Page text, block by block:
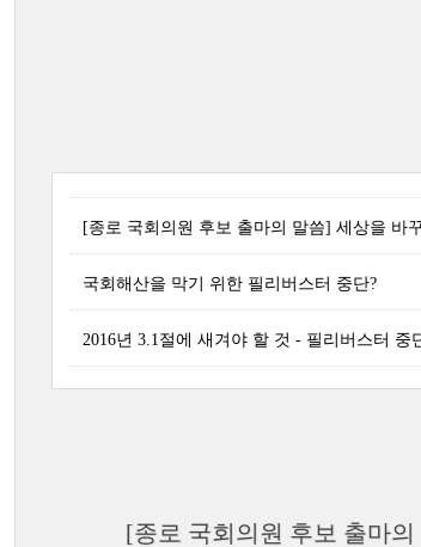
[종로 국회의원 후보 출마의 말씀] 세상을 바
국회해산을 막기 위한 필리버스터 중단?
2016년 3.1절에 새겨야 할 것 - 필리버스터 중
[종로 국회의원 후보 출마